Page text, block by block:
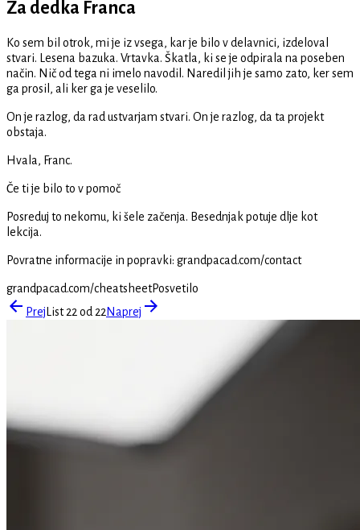
Za dedka Franca
Ko sem bil otrok, mi je iz vsega, kar je bilo v delavnici, izdeloval
stvari. Lesena bazuka. Vrtavka. Škatla, ki se je odpirala na poseben
način. Nič od tega ni imelo navodil. Naredil jih je samo zato, ker sem
ga prosil, ali ker ga je veselilo.
On je razlog, da rad ustvarjam stvari. On je razlog, da ta projekt
obstaja.
Hvala, Franc.
Če ti je bilo to v pomoč
Posreduj to nekomu, ki šele začenja. Besednjak potuje dlje kot
lekcija.
Povratne informacije in popravki: grandpacad.com/contact
grandpacad.com/cheatsheetPosvetilo
Prej List 22 od 22Naprej